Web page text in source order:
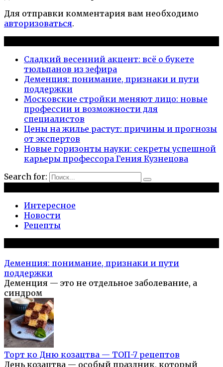
Для отправки комментария вам необходимо
авторизоваться.
Сладкий весенний акцент: всё о букете
тюльпанов из зефира
Деменция: понимание, признаки и пути
поддержки
Московские стройки меняют лицо: новые
профессии и возможности для
специалистов
Цены на жилье растут: причины и прогнозы
от экспертов
Новые горизонты науки: секреты успешной
карьеры профессора Гения Кузнецова
Search for:
Интересное
Новости
Рецепты
Деменция: понимание, признаки и пути
поддержки
Деменция — это не отдельное заболевание, а
синдром
Торт ко Дню козацтва — ТОП-7 рецептов
День козацтва — особый праздник, который